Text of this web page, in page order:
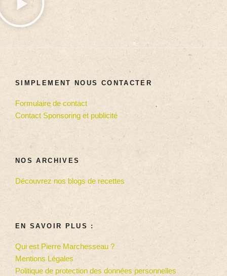
SIMPLEMENT NOUS CONTACTER
Formulaire de contact
Contact Sponsoring et publicité
NOS ARCHIVES
Découvrez nos blogs de recettes
EN SAVOIR PLUS :
Qui est Pierre Marchesseau ?
Mentions Légales
Politique de protection des données personnelles